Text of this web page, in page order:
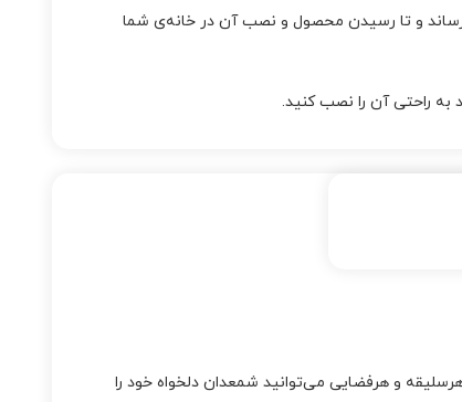
و تا رسیدن محصول و نصب آن در خانه‌ی شما
راحتی آن را نصب کنید.
و هرفضایی می‌توانید شمعدان دلخواه خود را